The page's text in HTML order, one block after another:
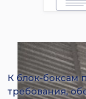
К блок-боксам
требования,